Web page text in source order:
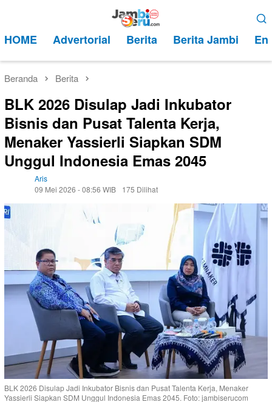
kontenMobile
HOME Advertorial Berita Berita Jambi
Beranda Berita
BLK 2026 Disulap Jadi Inkubator
Bisnis dan Pusat Talenta Kerja,
Menaker Yassierli Siapkan SDM
Unggul Indonesia Emas 2045
Aris
09 Mei 2026 - 08:56 WIB
175 Dilihat
BLK 2026 Disulap Jadi Inkubator Bisnis dan Pusat Talenta Kerja, Menaker
Yassierli Siapkan SDM Unggul Indonesia Emas 2045. Foto: jambiserucom